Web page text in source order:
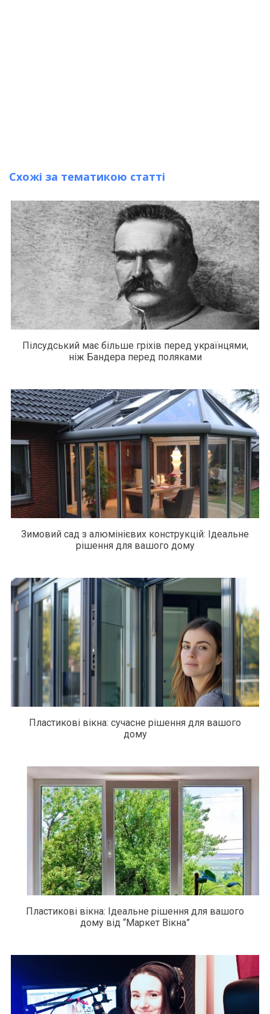
Схожі за тематикою статті
Пілсудський має більше гріхів перед українцями,
ніж Бандера перед поляками
Зимовий сад з алюмінієвих конструкцій: Ідеальне
рішення для вашого дому
Пластикові вікна: сучасне рішення для вашого
дому
Пластикові вікна: Ідеальне рішення для вашого
дому від “Маркет Вікна”